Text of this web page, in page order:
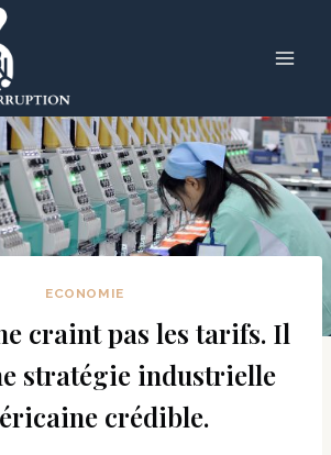
ECONOMIE
craint pas les tarifs. Il
stratégie industrielle
crédible.